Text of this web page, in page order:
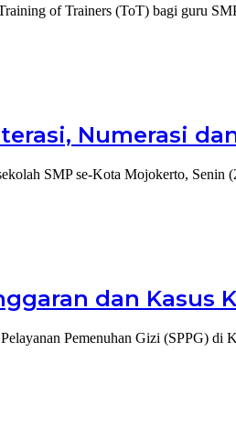
of Trainers (ToT) bagi guru
Numerasi
SMP se-Kota Mojokerto, Senin
dan Kasus
Pemenuhan Gizi (SPPG) di